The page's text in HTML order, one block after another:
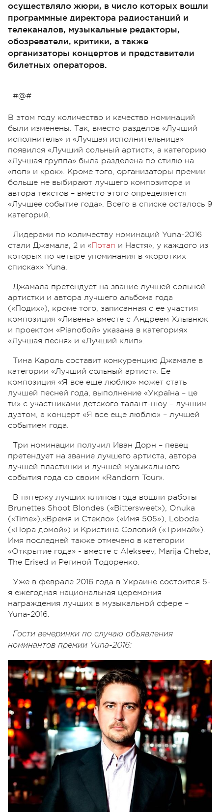
осуществляло жюри, в число которых вошли
программные директора радиостанций и
телеканалов, музыкальные редакторы,
обозреватели, критики, а также
организаторы концертов и представители
билетных операторов.
#@#
В этом году количество и качество номинаций
были изменены. Так, вместо разделов «Лучший
исполнитель» и «Лучшая исполнительница»
появился «Лучший сольный артист», а категорию
«Лучшая группа» была разделена по стилю на
«поп» и «рок». Кроме того, организаторы премии
больше не выбирают лучшего композитора и
автора текстов – вместо этого определяется
«Лучшее событие года». Всего в списке осталось 9
категорий.
Лидерами по количеству номинаций Yuna-2016
стали Джамала, 2 и «Потап и Настя», у каждого из
которых по четыре упоминания в «коротких
списках» Yuna.
Джамала претендует на звание лучшей сольной
артистки и автора лучшего альбома года
(«Подих»), кроме того, записанная с ее участия
композиция «Ливень» вместе с Андреем Хлывнюк
и проектом «Pianoбой» указана в категориях
«Лучшая песня» и «Лучший клип».
Тина Кароль составит конкуренцию Джамале в
категории «Лучший сольный артист». Ее
композиция «Я все еще люблю» может стать
лучшей песней года, выполнение «Україна – це
ти» с участниками детского талант-шоу – лучшим
дуэтом, а концерт «Я все еще люблю» – лучшей
событием года.
Три номинации получил Иван Дорн – певец
претендует на звание лучшего артиста, автора
лучшей пластинки и лучшей музыкального
события года со своим «Randorn Tour».
В пятерку лучших клипов года вошли работы
Brunettes Shoot Blondes («Bittersweet»), Onuka
(«Time»),«Время и Стекло» («Имя 505»), Loboda
(«Пора домой») и Кристина Соловий («Тримай»).
Имя последней также отмечено в категории
«Открытие года» - вместе с Alekseev, Marija Cheba,
The Erised и Региной Тодоренко.
Уже в феврале 2016 года в Украине состоится 5-
я ежегодная национальная церемония
награждения лучших в музыкальной сфере –
Yuna-2016.
Гости вечеринки по случаю объявления
номинантов премии Yuna-2016: